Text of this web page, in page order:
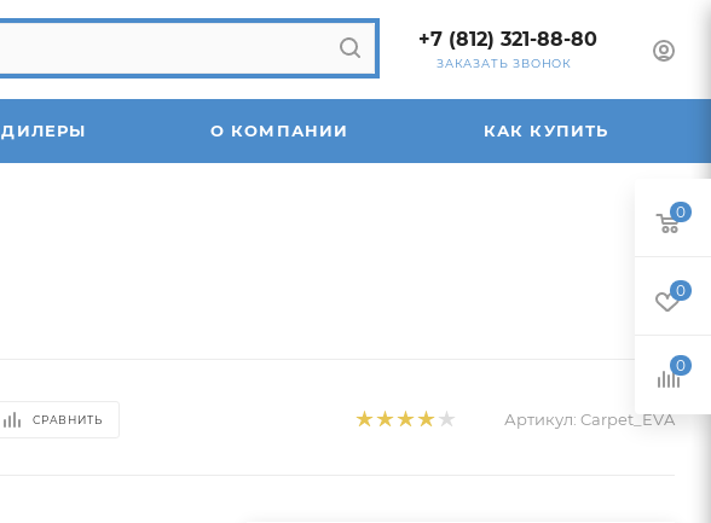
+7 (812) 321-88-80
ЗАКАЗАТЬ ЗВОНОК
ДИЛЕРЫ О КОМПАНИИ КАК КУПИТЬ
СРАВНИТЬ Артикул: Carpet_EVA
0
0
0